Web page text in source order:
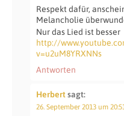
Respekt dafür,
Melancholie
Nur das Lied ist besser
http://
v=u2uM8YRXNNs
Antworten
Herbertsagt:
26. September 2013 um